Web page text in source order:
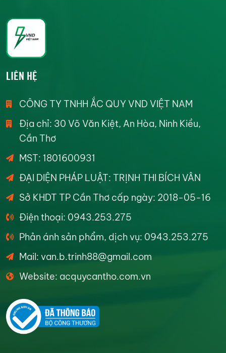
LIÊN HỆ
CÔNG TY TNHH ẮC QUY VND VIỆT NAM
Địa chỉ: 30 Võ Văn Kiệt, An Hòa, Ninh Kiều,
Cần Thơ
MST: 1801600931
ĐẠI DIỆN PHÁP LUẬT: TRỊNH THI BÍCH VÂN
Sở KHDT TP Cần Thơ cấp ngày: 2018-05-16
Điện thoại: 0943.253.275
Phản ánh sản phẩm, dịch vụ: 0943.253.275
Mail: van.b.trinh88@gmail.com
Website: acquycantho.com.vn